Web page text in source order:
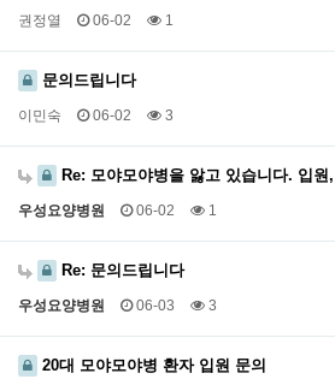
권정열 06-02 1
문의드립니다
이민숙 06-02 3
Re: 모야모야병을 앓고 있습니다. 입
우성요양병원 06-02 1
Re: 문의드립니다
우성요양병원 06-03 3
20대 모야모야병 환자 입원 문의